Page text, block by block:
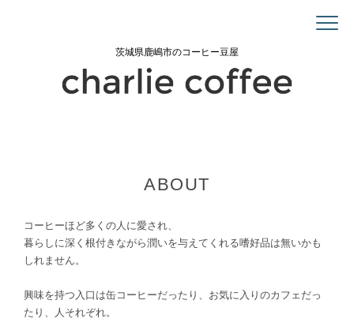
茨城県鹿嶋市のコーヒー豆屋
ABOUT
コーヒーほど多くの人に愛され、
暮らしに深く根付きながら潤いを与えてくれる嗜好品は無いかも
しれません。
興味を持つ入口は缶コーヒーだったり、お気に入りのカフェだっ
たり、人それぞれ。